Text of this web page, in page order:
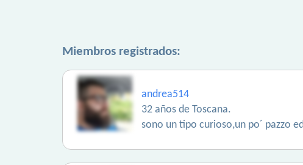
Miembros registrados:
andrea514
32 años de Toscana.
sono un tipo curioso,un po´ pazzo